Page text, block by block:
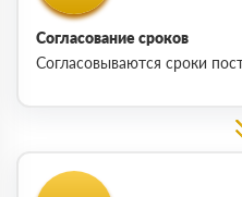
Согласование сроков
Согласовываются сроки